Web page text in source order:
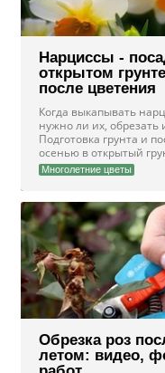
Нарциссы -
открытом
после цветения
Когда выкапывать
нужно ли их, обрезать
Подготовка грунта и
осенью в открытый
Многолетние цветы
Обрезка роз
летом: видео,